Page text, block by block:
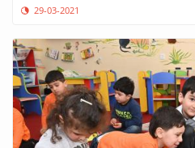
29-03-2021